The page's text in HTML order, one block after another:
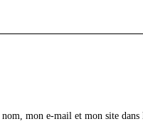
mon e-mail et mon site